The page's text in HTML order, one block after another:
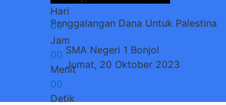
Penggalangan Dana Untuk Palestina
SMA Negeri 1 Bonjol
Jumat, 20 Oktober 2023
Hari
00
Jam
00
Menit
00
Detik